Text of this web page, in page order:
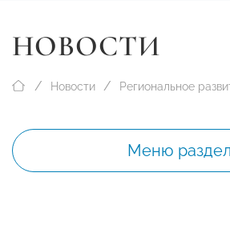
НОВОСТИ
Новости Региональное
Меню